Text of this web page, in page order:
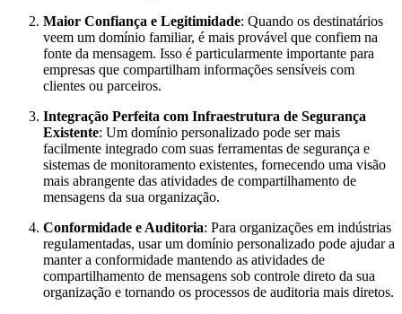
Maior Confiança e Legitimidade: Quando os destinatários
veem um domínio familiar, é mais provável que confiem na
fonte da mensagem. Isso é particularmente importante para
empresas que compartilham informações sensíveis com
clientes ou parceiros.
Integração Perfeita com Infraestrutura de Segurança
Existente: Um domínio personalizado pode ser mais
facilmente integrado com suas ferramentas de segurança e
sistemas de monitoramento existentes, fornecendo uma visão
mais abrangente das atividades de compartilhamento de
mensagens da sua organização.
Conformidade e Auditoria: Para organizações em indústrias
regulamentadas, usar um domínio personalizado pode ajudar a
manter a conformidade mantendo as atividades de
compartilhamento de mensagens sob controle direto da sua
organização e tornando os processos de auditoria mais diretos.